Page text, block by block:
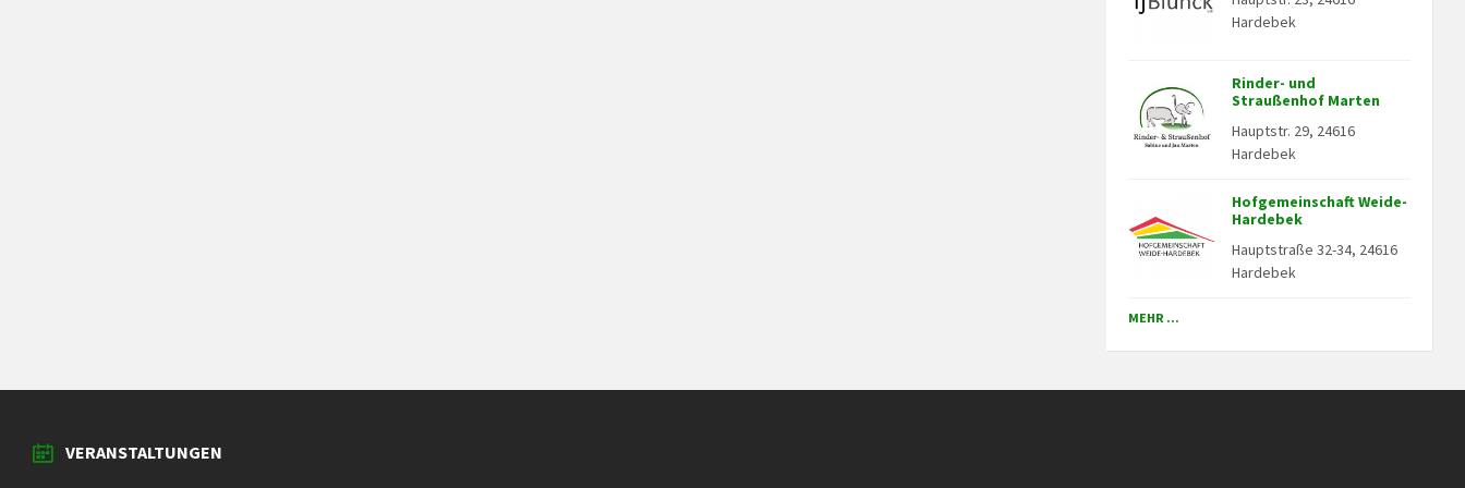
Hardebek
Rinder- und
Straußenhof Marten
Hauptstr. 29, 24616
Hardebek
Hofgemeinschaft Weide-
Hardebek
Hauptstraße 32-34, 24616
Hardebek
MEHR ...
VERANSTALTUNGEN